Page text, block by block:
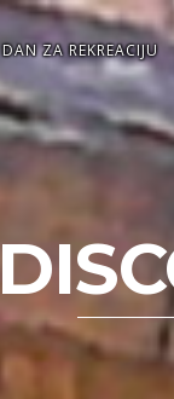
DAN ZA REKREACIJU